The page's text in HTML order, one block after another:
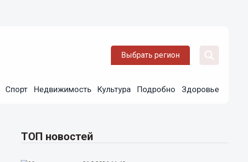
Выбрать регион
Спорт Недвижимость Культура Подробно Здоровье
ТОП новостей